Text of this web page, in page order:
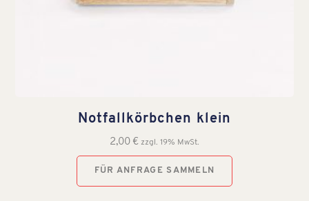
Notfallkörbchen klein
2,00 € zzgl. 19% MwSt.
FÜR ANFRAGE SAMMELN